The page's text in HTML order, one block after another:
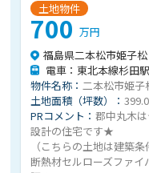
土地物件
700万円
福島県二本松市姫子松
電車：東北本線杉田
物件名称：二本松市姫
土地面積（坪数）：
PRコメント：郡中丸木
設計の住宅です★
（こちらの土地は建築条
断熱材セルローズファ